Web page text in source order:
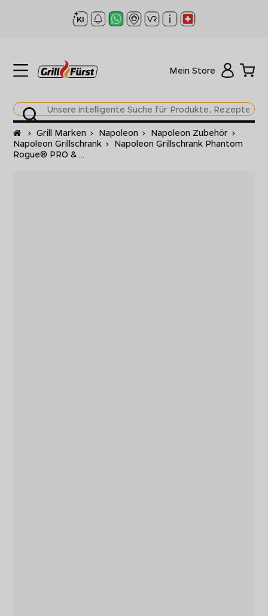
Mein Store
Startseite
> Grill Marken > Napoleon > Napoleon Zubehör >
Napoleon Grillschrank > Napoleon Grillschrank Phantom
Rogue® PRO & ...